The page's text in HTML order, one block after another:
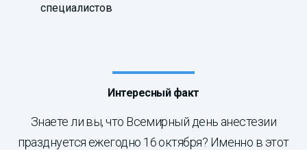
специалистов
Интересный факт
Знаете ли вы, что Всемирный день анестезии
празднуется ежегодно 16 октября? Именно в этот